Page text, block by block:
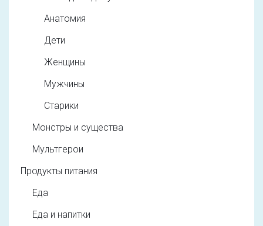
Анатомия
Дети
Женщины
Мужчины
Старики
Монстры и существа
Мультгерои
Продукты питания
Еда
Еда и напитки